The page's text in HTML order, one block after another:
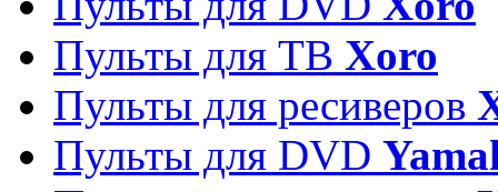
Пульты для ТВ Xoro
Пульты для ресиверов
Пульты для DVD